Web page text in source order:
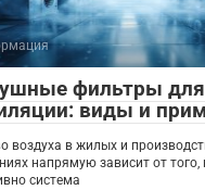
фильтры
виды и
воздуха в жилых и
напрямую зависит от того,
система